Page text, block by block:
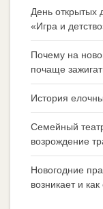
День открытых
«Игра и
Почему на
почаще
История
Семейный
возрождение
Новогодние
возникает и